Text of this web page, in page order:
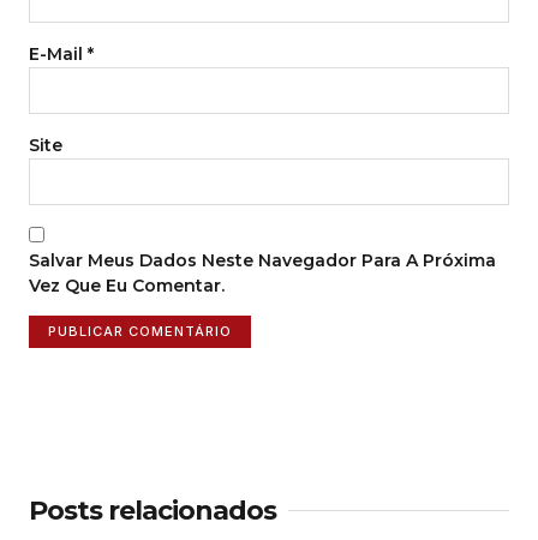
E-Mail *
Site
Salvar Meus Dados Neste Navegador Para A Próxima
Vez Que Eu Comentar.
Posts relacionados